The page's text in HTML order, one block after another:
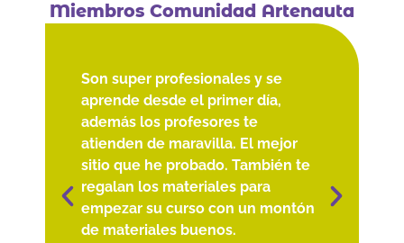
Miembros Comunidad Artenauta
Son super profesionales y se
aprende desde el primer día,
además los profesores te
atienden de maravilla. El mejor
sitio que he probado. También te
regalan los materiales para
empezar su curso con un montón
de materiales buenos.